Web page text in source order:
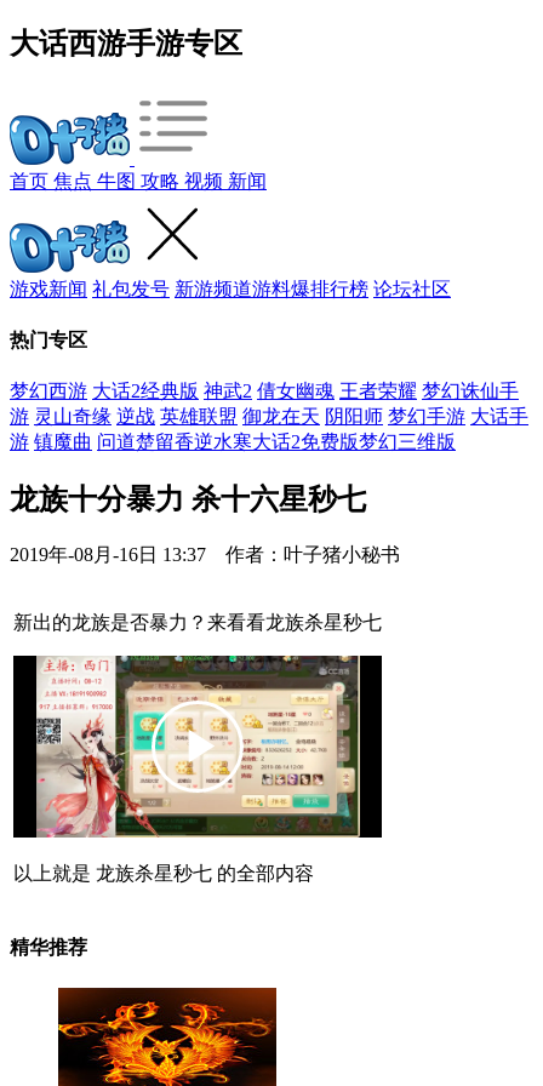
大话西游手游专区
首页 焦点 牛图 攻略 视频 新闻
游戏新闻 礼包发号 新游频道游料爆排行榜 论坛社区
热门专区
梦幻西游 大话2经典版 神武2 倩女幽魂 王者荣耀 梦幻诛仙手
游 灵山奇缘 逆战 英雄联盟 御龙在天 阴阳师 梦幻手游 大话手
游 镇魔曲 问道楚留香逆水寒大话2免费版梦幻三维版
龙族十分暴力 杀十六星秒七
2019年-08月-16日 13:37 作者：叶子猪小秘书
新出的龙族是否暴力？来看看龙族杀星秒七
以上就是 龙族杀星秒七 的全部内容
精华推荐